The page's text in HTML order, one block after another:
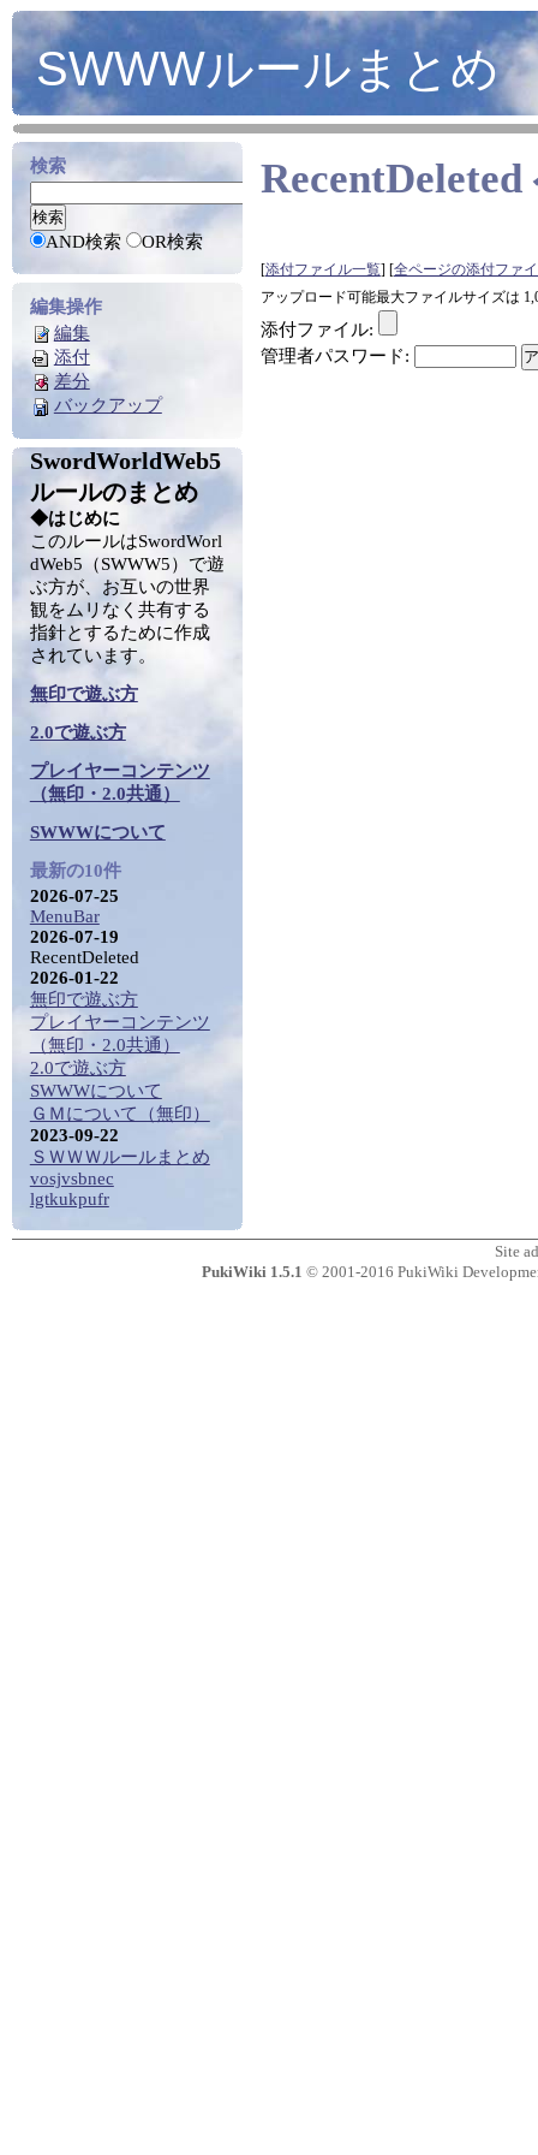
SWWWルールまとめ
RecentDeleted
[添付ファイル一覧] [全ページの添付ファ
アップロード可能最大ファイルサイズは
添付ファイル:
管理者パスワード:
検索
AND検索 OR検索
編集操作
編集
添付
差分
バックアップ
SwordWorldWeb5
ルールのまとめ
◆はじめに
このルールはSwordWorl
dWeb5（SWWW5）で遊
ぶ方が、お互いの世界
観をムリなく共有する
指針とするために作成
されています。
無印で遊ぶ方
2.0で遊ぶ方
プレイヤーコンテンツ
（無印・2.0共通）
SWWWについて
最新の10件
2026-07-25
MenuBar
2026-07-19
RecentDeleted
2026-01-22
無印で遊ぶ方
プレイヤーコンテンツ
（無印・2.0共通）
2.0で遊ぶ方
SWWWについて
ＧＭについて（無印）
2023-09-22
ＳＷＷＷルールまとめ
vosjvsbnec
lgtkukpufr
Site
PukiWiki 1.5.1 © 2001-2016 PukiWiki